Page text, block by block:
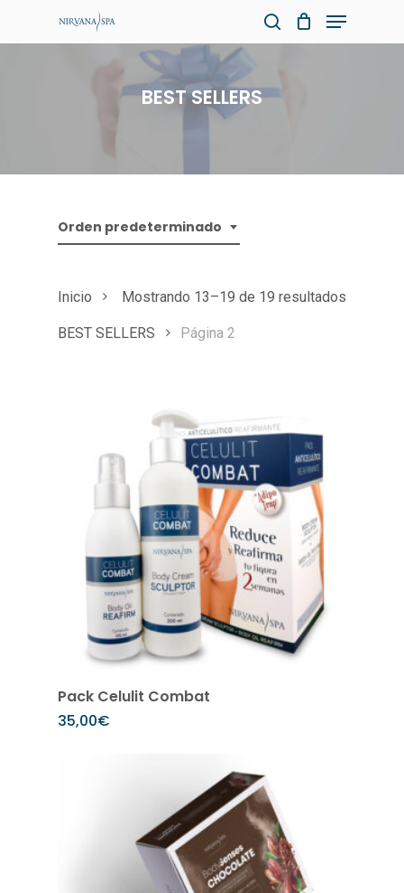
search
Menu
BEST SELLERS
Orden predeterminado
Mostrando 13–19 de 19 resultados
Inicio
BEST SELLERS Página 2
Añadir al carrito
Pack Celulit Combat
35,00€